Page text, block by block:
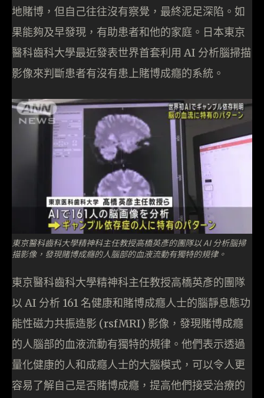
地賭博，但自己往往沒有察覺，最終泥足深陷。如
果能夠及早發現，有助患者和他的家庭。日本東京
醫科齒科大學最近發表世界首套利用 AI 分析腦掃描
影像來判斷患者有沒有患上賭博成癮的系統。
東京醫科齒科大學精神科主任教授高橋英彥的團隊以 AI 分析腦掃
描影像，發現賭博成癮的人腦部的血液流動有獨特的規律。
東京醫科齒科大學精神科主任教授高橋英彥的團隊
以 AI 分析 161 名健康和賭博成癮人士的腦靜息態功
能性磁力共振造影 (rsfMRI) 影像，發現賭博成癮
的人腦部的血液流動有獨特的規律。他們表示透過
量化健康的人和成癮人士的大腦模式，可以令人更
容易了解自己是否賭博成癮，提高他們接受治療的